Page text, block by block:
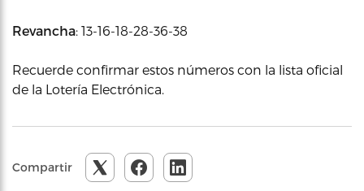
Revancha: 13-16-18-28-36-38
Recuerde confirmar estos números con la lista oficial
de la Lotería Electrónica.
Compartir